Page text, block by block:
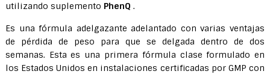
utilizando suplemento PhenQ .
Es una fórmula adelgazante adelantado con varias ventajas
de pérdida de peso para que se delgada dentro de dos
semanas. Esta es una primera fórmula clase formulado en
los Estados Unidos en instalaciones certificadas por GMP con